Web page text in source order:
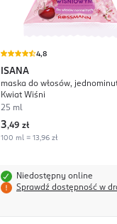
4,8
ISANA
maska do włosów,
Kwiat Wiśni
25 ml
3,49 zł
100 ml = 13,96 zł
Niedostępny online
Sprawdź dostępność w